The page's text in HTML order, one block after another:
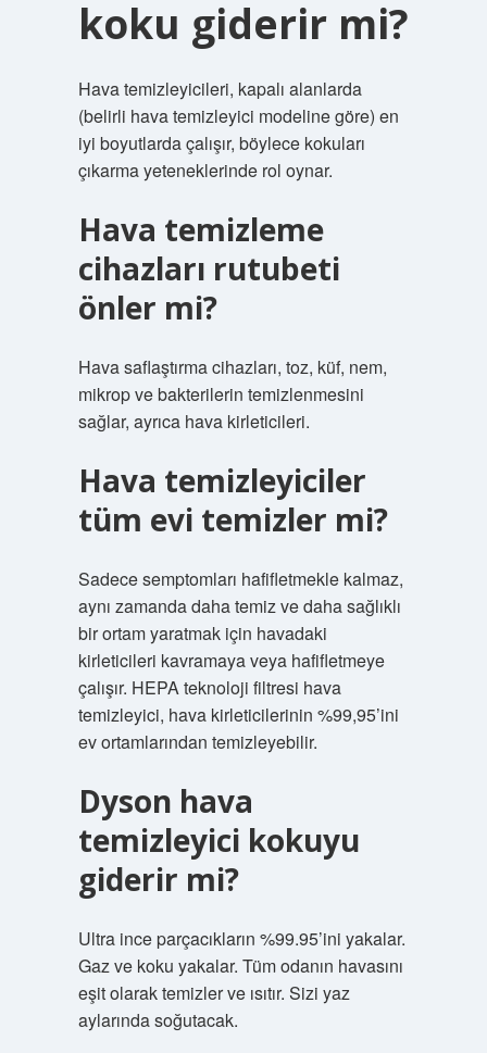
koku giderir mi?
Hava temizleyicileri, kapalı alanlarda
(belirli hava temizleyici modeline göre) en
iyi boyutlarda çalışır, böylece kokuları
çıkarma yeteneklerinde rol oynar.
Hava temizleme
cihazları rutubeti
önler mi?
Hava saflaştırma cihazları, toz, küf, nem,
mikrop ve bakterilerin temizlenmesini
sağlar, ayrıca hava kirleticileri.
Hava temizleyiciler
tüm evi temizler mi?
Sadece semptomları hafifletmekle kalmaz,
aynı zamanda daha temiz ve daha sağlıklı
bir ortam yaratmak için havadaki
kirleticileri kavramaya veya hafifletmeye
çalışır. HEPA teknoloji filtresi hava
temizleyici, hava kirleticilerinin %99,95’ini
ev ortamlarından temizleyebilir.
Dyson hava
temizleyici kokuyu
giderir mi?
Ultra ince parçacıkların %99.95’ini yakalar.
Gaz ve koku yakalar. Tüm odanın havasını
eşit olarak temizler ve ısıtır. Sizi yaz
aylarında soğutacak.